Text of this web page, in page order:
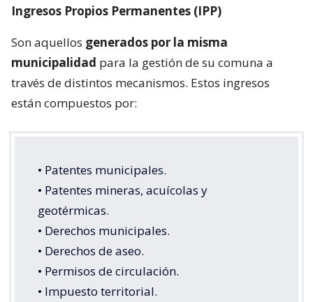
Ingresos Propios Permanentes (IPP)
Son aquellos generados por la misma
municipalidad para la gestión de su comuna a
través de distintos mecanismos. Estos ingresos
están compuestos por:
• Patentes municipales.
• Patentes mineras, acuícolas y
geotérmicas.
• Derechos municipales.
• Derechos de aseo.
• Permisos de circulación.
• Impuesto territorial.